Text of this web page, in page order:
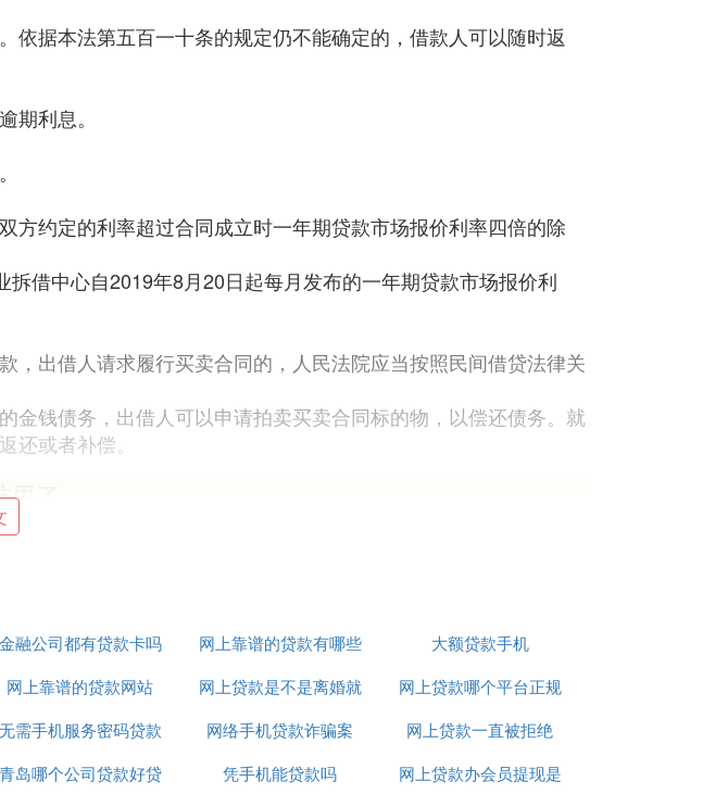
据本法第五百一十条的规定仍不能确定的，借款人可以随时返
期利息。
方约定的利率超过合同成立时一年期贷款市场报价利率四倍的除
借中心自2019年8月20日起每月发布的一年期贷款市场报价利
出借人请求履行买卖合同的，人民法院应当按照民间借贷法律关
钱债务，出借人可以申请拍卖买卖合同标的物，以偿还债务。就
或者补偿。
了
会影响到你的征信，可能会带来一系列不良后果，如不能乘坐交
准。以下是具体原因：
。
金融公司都有贷款卡吗 网上靠谱的贷款有哪些
大额贷款手机
网上靠谱的贷款网站
网上贷款是不是离婚就
不用还了
网上贷款哪个平台正规
利息低
无需手机服务密码贷款
平台
网络手机贷款诈骗案
网上贷款一直被拒绝
青岛哪个公司贷款好贷 凭手机能贷款吗
网上贷款办会员提现是